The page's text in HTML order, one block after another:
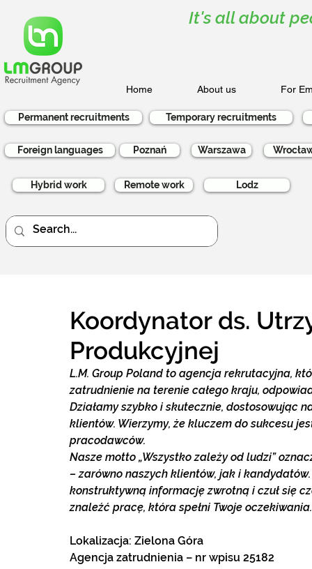
It's all about
Home About us For
Koordynator ds.
Produkcyjnej
L.M. Group Poland to agencja rekrutacyjna,
zatrudnienie na terenie całego kraju,
Działamy szybko i skutecznie, dostosowując
klientów. Wierzymy, że kluczem do sukcesu
pracodawców.
Nasze motto „Wszystko zależy od ludzi”
– zarówno naszych klientów, jak i
konstruktywną informację zwrotną i czuł się
znaleźć pracę, która spełni Twoje oczekiwania.
Lokalizacja: Zielona Góra
Agencja zatrudnienia – nr wpisu 25182
Lodz
Permanent recruitments Temporary recruitments
Foreign languages Poznań Warszawa
Hybrid work Remote work